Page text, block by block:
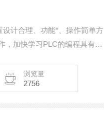
计合理、功能*、操作简单方
，加快学习PLC的编程具有极
组态软件、模拟控制实验板、
浏览量
2756